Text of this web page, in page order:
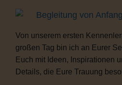
Begleitung von
Von unserem ersten
großen Tag bin ich an Eurer
Euch mit Ideen, Inspirationen
Details, die Eure Trauung